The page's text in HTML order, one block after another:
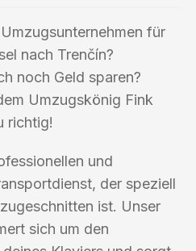
für
nach Trenčín?
noch Geld sparen?
Umzugskönig Fink
richtig!
und
der speziell
ist. Unser
sich um den